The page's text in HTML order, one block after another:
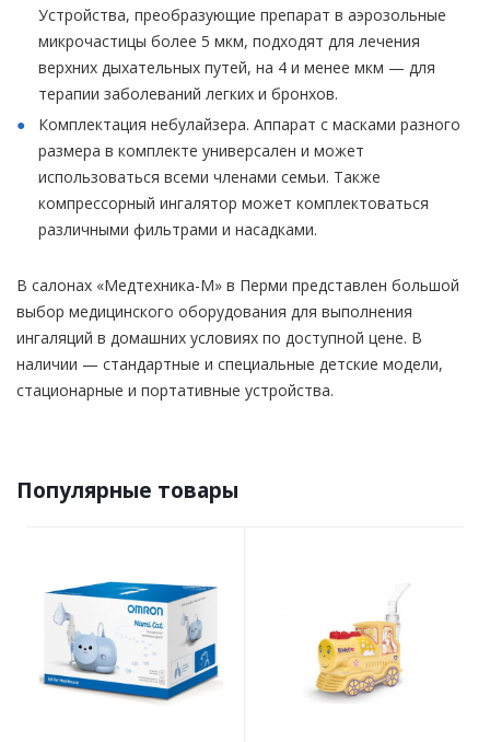
Устройства, преобразующие препарат в аэрозольные
микрочастицы более 5 мкм, подходят для лечения
верхних дыхательных путей, на 4 и менее мкм — для
терапии заболеваний легких и бронхов.
Комплектация небулайзера. Аппарат с масками разного
размера в комплекте универсален и может
использоваться всеми членами семьи. Также
компрессорный ингалятор может комплектоваться
различными фильтрами и насадками.
В салонах «Медтехника-М» в Перми представлен большой
выбор медицинского оборудования для выполнения
ингаляций в домашних условиях по доступной цене. В
наличии — стандартные и специальные детские модели,
стационарные и портативные устройства.
Популярные товары